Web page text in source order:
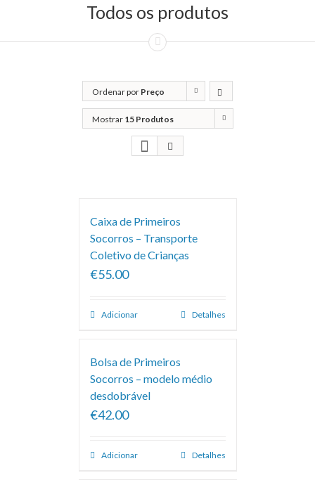
Todos os produtos
Ordenar por Preço
Mostrar 15 Produtos
Caixa de Primeiros
Socorros – Transporte
Coletivo de Crianças
€55.00
Adicionar Detalhes
Bolsa de Primeiros
Socorros – modelo médio
desdobrável
€42.00
Adicionar Detalhes